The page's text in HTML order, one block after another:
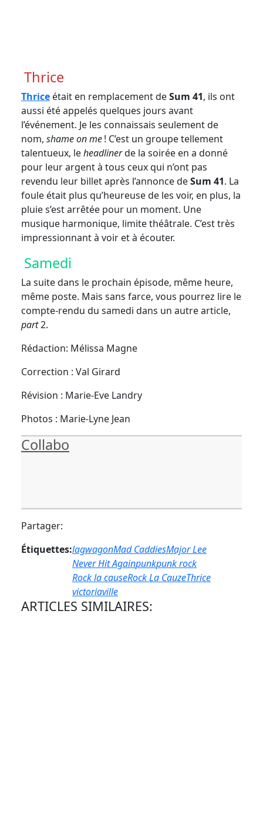
Thrice
Thrice était en remplacement deSum 41, ils ont
aussi été appelés quelques jours avant
l’événement. Je les connaissais seulement de
nom, shame on me! C’est un groupe tellement
talentueux, leheadlinerde la soirée en a donné
pour leur argent à tous ceux qui n’ont pas
revendu leur billet après l’annonce deSum 41. La
foule était plus qu’heureuse de les voir, en plus, la
pluie s’est arrêtée pour un moment. Une
musique harmonique, limite théâtrale. C’est très
impressionnant à voir et à écouter.
Samedi
La suite dans le prochain épisode, même heure,
même poste. Mais sans farce, vous pourrez lire le
compte-rendu du samedi dans un autre article,
part2.
Rédaction: Mélissa Magne
Correction : Val Girard
Révision : Marie-Eve Landry
Photos : Marie-Lyne Jean
Collabo
Partager:
Étiquettes:lagwagonMad CaddiesMajor Lee
Never Hit Againpunkpunk rock
Rock la causeRock La CauzeThrice
victoriaville
ARTICLES SIMILAIRES: